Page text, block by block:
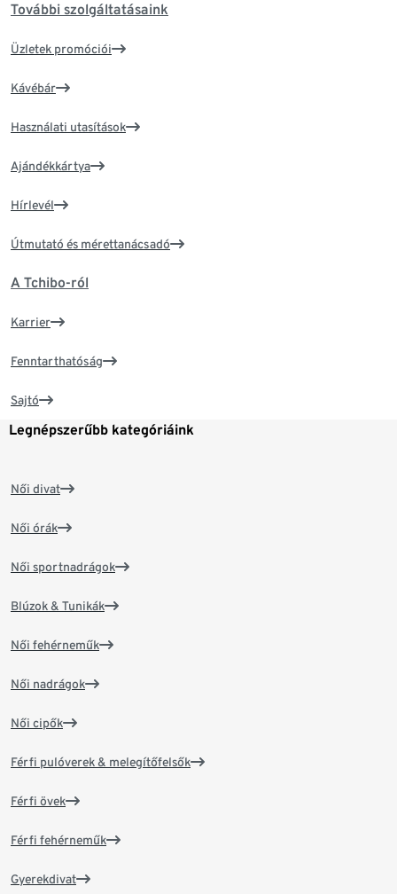
További szolgáltatásaink
Üzletek promóciói
Kávébár
Használati utasítások
Ajándékkártya
Hírlevél
Útmutató és mérettanácsadó
A Tchibo-ról
Karrier
Fenntarthatóság
Sajtó
Legnépszerűbb kategóriáink
Női divat
Női órák
Női sportnadrágok
Blúzok & Tunikák
Női fehérneműk
Női nadrágok
Női cipők
Férfi pulóverek & melegítőfelsők
Férfi övek
Férfi fehérneműk
Gyerekdivat